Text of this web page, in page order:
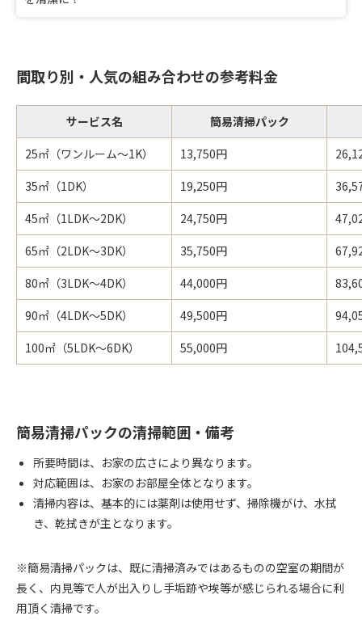
間取り別・人気の組み合わせの参考料金
サービス名
簡易清掃パック
25㎡（ワンルーム～1K）
13,750円
35㎡（1DK）
19,250円
45㎡（1LDK～2DK）
24,750円
65㎡（2LDK～3DK）
35,750円
80㎡（3LDK～4DK）
44,000円
90㎡（4LDK～5DK）
49,500円
100㎡（5LDK～6DK）
55,000円
簡易清掃パックの清掃範囲・備考
所要時間は、お家の広さにより異なります。
対応範囲は、お家のお部屋全体となります。
清掃内容は、基本的には薬剤は使用せず、掃除機がけ、水拭
き、乾拭きが主となります。
※簡易清掃パックは、既に清掃済みではあるものの空室の期間が
長く、内見等で人が出入りし手垢跡や埃等が感じられる場合に利
用頂く清掃です。